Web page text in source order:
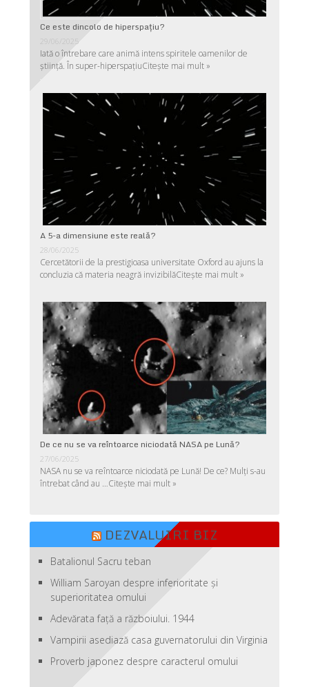
Ce este dincolo de hiperspaţiu?
29/06/2025
Iată o întrebare care animă intens spiritele oamenilor de
ştiinţă. În super-hiperspaţiuCitește mai mult »
A 5-a dimensiune este reală?
28/06/2025
Cercetătorii de la prestigioasa universitate Oxford au ajuns la
concluzia că materia neagră invizibilăCitește mai mult »
De ce nu se va reîntoarce niciodată NASA pe Lună?
27/06/2025
NASA nu se va reîntoarce niciodată pe Lună! De ce? Mulţi s-au
întrebat când au …Citește mai mult »
DEZVALUIRI BIZ
Batalionul Sacru teban
William Saroyan despre inferioritate şi
superioritatea omului
Adevărata față a războiului. 1944
Vampirii asediază casa guvernatorului din Virginia
Proverb japonez despre caracterul omului